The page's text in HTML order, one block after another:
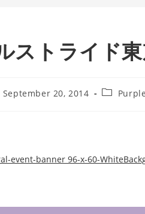
ストライド
September 20, 2014
Post